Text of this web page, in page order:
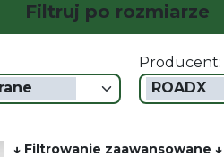
Filtruj po rozmiarze
Producent:
ROADX
↓ Filtrowanie zaawansowane ↓